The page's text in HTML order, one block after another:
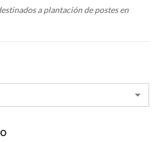
a plantación de postes en